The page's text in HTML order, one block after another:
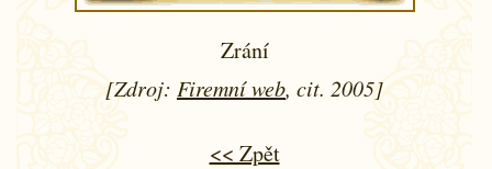
Zrání
[Zdroj: Firemní web, cit. 2005]
<< Zpět